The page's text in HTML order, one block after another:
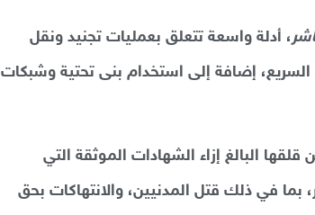
، أدلة واسعة تتعلق بعمليات تجنيد ونقل
إضافة إلى استخدام بنى تحتية وشبكات
البالغ إزاء الشهادات الموثقة التي
في ذلك قتل المدنيين، والانتهاكات بحق